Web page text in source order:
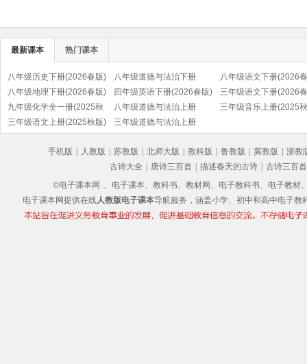
最新课本 热门课本
八年级历史下册(2026春版)
(部编版)
八年级道德与法治下册
(2026春版)(部编版)
八年级语文下册(2026
(部编版)
八年级地理下册(2026春版)
四年级英语下册(2026春版)
(PEP)
三年级语文下册(2026
(部编版)
九年级化学全一册(2025秋
版)
八年级道德与法治上册
(2025秋版)(部编版)
三年级音乐上册(2025
三年级语文上册(2025秋版)
三年级道德与法治上册
手机版
人教版 苏教版 北师大版 教科版 鲁教版 冀教版
浙教
古诗大全
唐诗三百首 描述春天的古诗
古诗三百首
©电子课本网 、电子课本、教科书、教材网、电子教科书、电子教材
电子课本网提供在线人教版电子课本导航服务，涵盖小学、初中和高中电子